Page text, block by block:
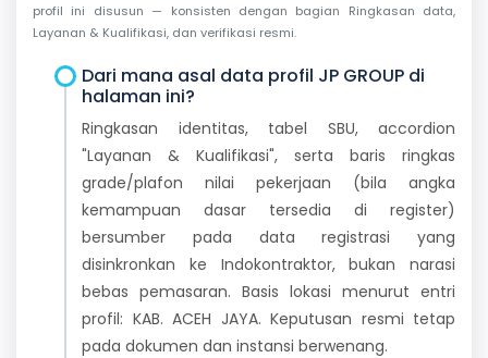
profil ini disusun — konsisten dengan bagian Ringkasan data,
Layanan & Kualifikasi, dan verifikasi resmi.
Dari mana asal data profil JP GROUP di
halaman ini?
Ringkasan identitas, tabel SBU, accordion
"Layanan & Kualifikasi", serta baris ringkas
grade/plafon nilai pekerjaan (bila angka
kemampuan dasar tersedia di register)
bersumber pada data registrasi yang
disinkronkan ke Indokontraktor, bukan narasi
bebas pemasaran. Basis lokasi menurut entri
profil: KAB. ACEH JAYA. Keputusan resmi tetap
pada dokumen dan instansi berwenang.